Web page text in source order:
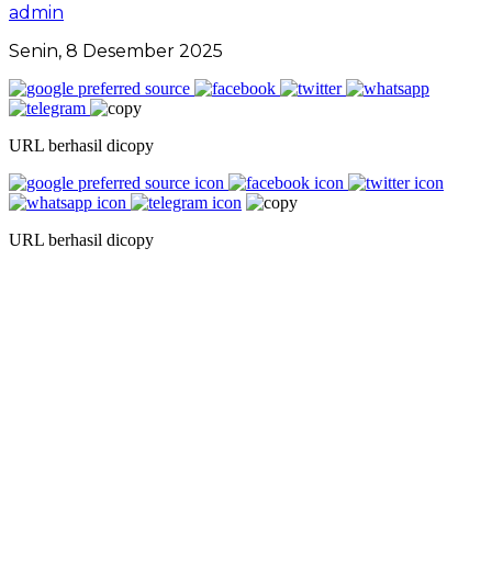
admin
Senin, 8 Desember 2025
URL berhasil dicopy
URL berhasil dicopy